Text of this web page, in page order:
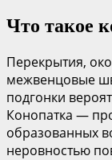
Что такое
Перекрытия,
межвенцовые
подгонки
Конопатка —
образованных
неровностью